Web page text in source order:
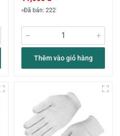
Đã bán: 222
Thêm vào giỏ hàng